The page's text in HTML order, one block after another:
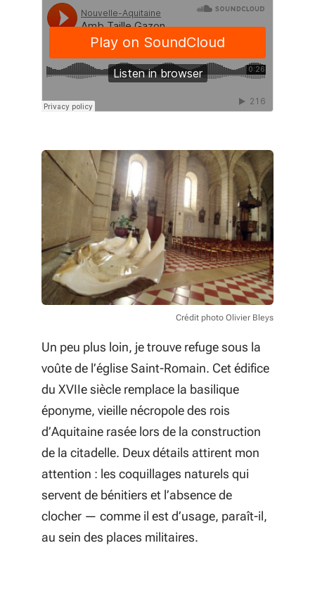
Crédit photo Olivier Bleys
Un peu plus loin, je trouve refuge sous la
voûte de l’église Saint-Romain. Cet édifice
du XVIIe siècle remplace la basilique
éponyme, vieille nécropole des rois
d’Aquitaine rasée lors de la construction
de la citadelle. Deux détails attirent mon
attention : les coquillages naturels qui
servent de bénitiers et l’absence de
clocher — comme il est d’usage, paraît-il,
au sein des places militaires.